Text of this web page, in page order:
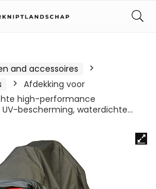
and accessoires
Afdekking voor
high-performance
bescherming, waterdichte…